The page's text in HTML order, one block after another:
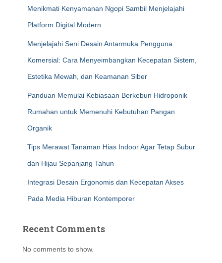
Menikmati Kenyamanan Ngopi Sambil Menjelajahi
Platform Digital Modern
Menjelajahi Seni Desain Antarmuka Pengguna
Komersial: Cara Menyeimbangkan Kecepatan Sistem,
Estetika Mewah, dan Keamanan Siber
Panduan Memulai Kebiasaan Berkebun Hidroponik
Rumahan untuk Memenuhi Kebutuhan Pangan
Organik
Tips Merawat Tanaman Hias Indoor Agar Tetap Subur
dan Hijau Sepanjang Tahun
Integrasi Desain Ergonomis dan Kecepatan Akses
Pada Media Hiburan Kontemporer
Recent Comments
No comments to show.